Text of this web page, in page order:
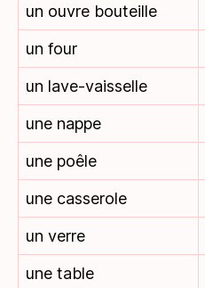
un ouvre bouteille
un four
un lave-vaisselle
une nappe
une poêle
une casserole
un verre
une table